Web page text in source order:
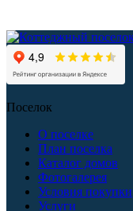
Поселок
О поселке
План поселка
Каталог домов
Фотогалерея
Условия покупки
Услуги